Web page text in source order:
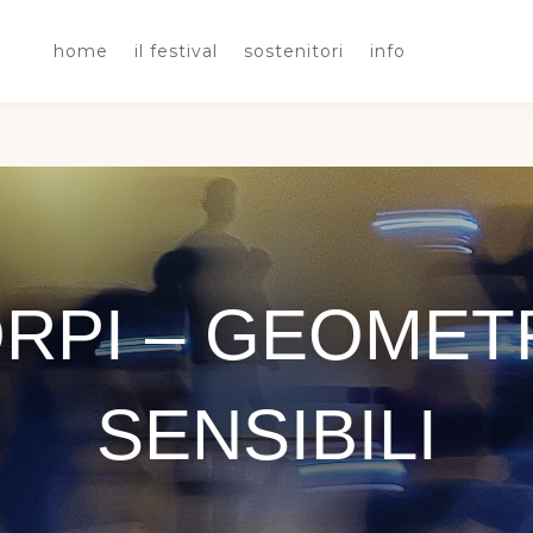
home il festival sostenitori info
–
SENSIBILI